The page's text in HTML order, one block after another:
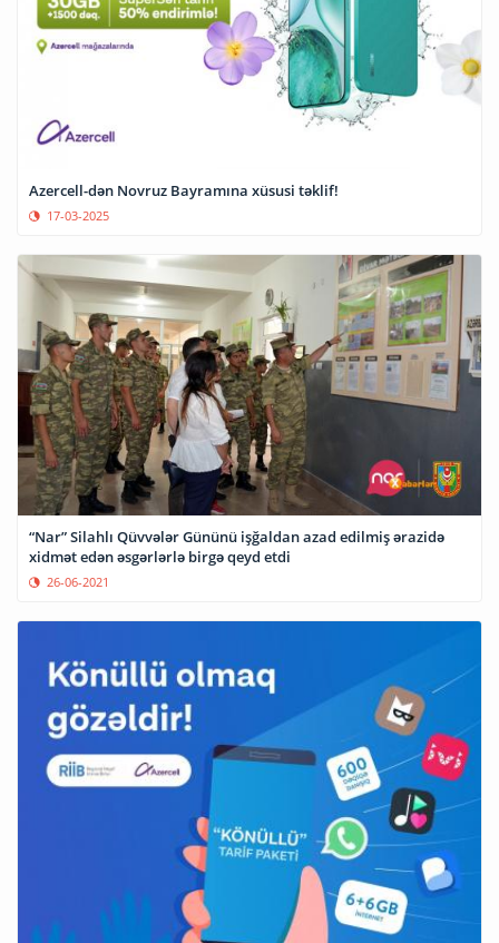
Azercell-dən Novruz Bayramına xüsusi təklif!
17-03-2025
“Nar” Silahlı Qüvvələr Gününü işğaldan azad edilmiş ərazidə
xidmət edən əsgərlərlə birgə qeyd etdi
26-06-2021